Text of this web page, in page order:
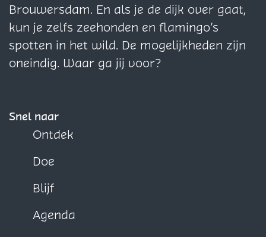
o
k
p
p
Brouwersdam. En als je de dijk over gaat,
kun je zelfs zeehonden en flamingo’s
spotten in het wild. De mogelijkheden zijn
oneindig. Waar ga jij voor?
Snel naar
Ontdek
Doe
Blijf
Agenda